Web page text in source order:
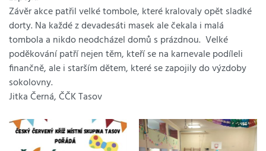
Závěr akce patřil velké tombole, které kralovaly opět sladké
dorty. Na každé z devadesáti masek ale čekala i malá
tombola a nikdo neodcházel domů s prázdnou. Velké
poděkování patří nejen těm, kteří se na karnevale podíleli
finančně, ale i starším dětem, které se zapojily do výzdoby
sokolovny.
Jitka Černá, ČČK Tasov